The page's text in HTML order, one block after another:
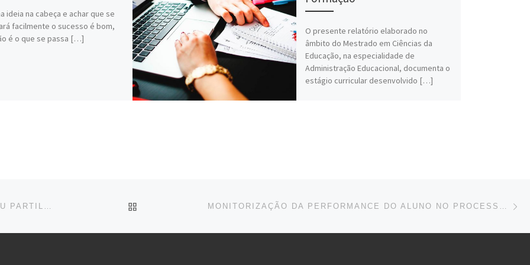
ideia na cabeça e achar que se
facilmente o sucesso é bom,
é o que se passa […]
O presente relatório elaborado no
âmbito do Mestrado em Ciências da
Educação, na especialidade de
Administração Educacional, documenta o
estágio curricular desenvolvido […]
RELAÇÃO FAMÍLIA-ESCOLA: EDUCAÇÃO DIVIDIDA OU PARTILHADA? BACK TO POST LIST MONITORIZAÇÃO DA PERFORMANCE DO ALUNO NO PROCESSO DE APRENDIZAGEM